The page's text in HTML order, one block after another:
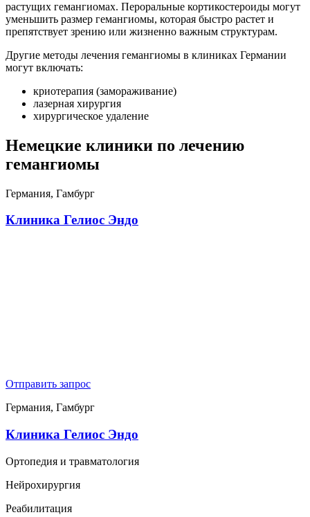
растущих гемангиомах. Пероральные кортикостероиды могут
уменьшить размер гемангиомы, которая быстро растет и
препятствует зрению или жизненно важным структурам.
Другие методы лечения гемангиомы в клиниках Германии
могут включать:
криотерапия (замораживание)
лазерная хирургия
хирургическое удаление
Немецкие клиники по лечению
гемангиомы
Германия, Гамбург
Клиника Гелиос Эндо
Отправить запрос
Германия, Гамбург
Клиника Гелиос Эндо
Ортопедия и травматология
Нейрохирургия
Реабилитация